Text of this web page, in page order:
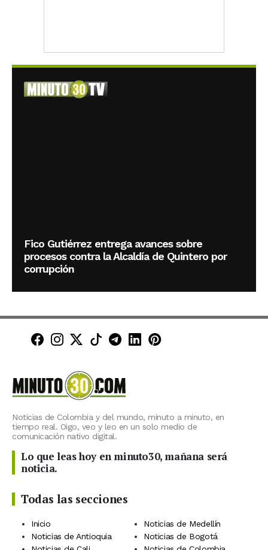
Fico Gutiérrez entrega avances sobre
procesos contra la Alcaldía de Quintero por
corrupción
Minuto30 en Facebook
Minuto30 en Instagram
Minuto30 en X (Twitter)
Minuto30 en TikTok
Canal de Minuto30 en
Minuto30 en LinkedIn
Minuto30 en
Noticias de Colombia y del mundo, minuto a minuto, en
tiempo real. Oigo, veo y leo en un solo medio de
comunicación nativo digital.
Lo que leas hoy en minuto30, mañana será
noticia.
Todas las secciones
Inicio
Noticias de Medellín
Noticias de Antioquia
Noticias de Bogotá